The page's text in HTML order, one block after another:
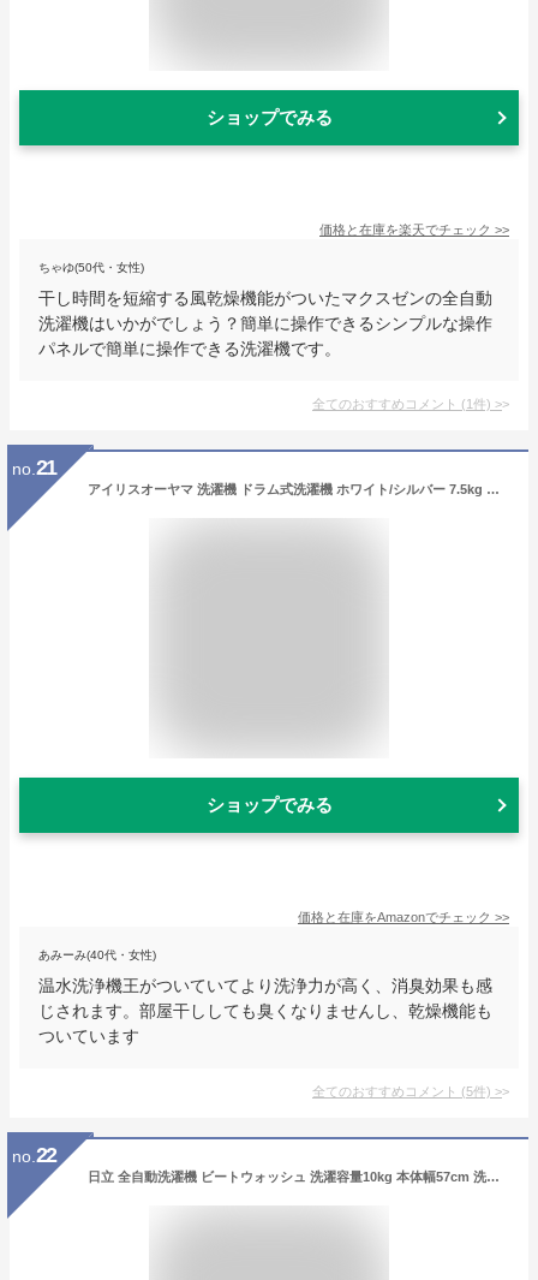
ショップでみる
価格と在庫を楽天でチェック >>
ちゃゆ(50代・女性)
干し時間を短縮する風乾燥機能がついたマクスゼンの全自動
洗濯機はいかがでしょう？簡単に操作できるシンプルな操作
パネルで簡単に操作できる洗濯機です。
全てのおすすめコメント (1件) >
no. 21
アイリスオーヤマ 洗濯機 ドラム式洗濯機 ホワイト/シルバー 7.5kg 温水洗浄 皮脂汚れ 部屋干し 節水 幅595mm 奥行672mm HD71
ショップでみる
価格と在庫をAmazonでチェック >>
あみーみ(40代・女性)
温水洗浄機王がついていてより洗浄力が高く、消臭効果も感
じされます。部屋干ししても臭くなりませんし、乾燥機能も
ついています
全てのおすすめコメント (5件) >
no. 22
日立 全自動洗濯機 ビートウォッシュ 洗濯容量10kg 本体幅57cm 洗剤自動投入 BW-X100F W ホワイト